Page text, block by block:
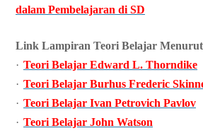
dalam Pembelajaran di SD
Link Lampiran Teori Belajar
· Teori Belajar Edward L. Thorndike
· Teori Belajar Burhus Frederic
· Teori Belajar Ivan Petrovich Pavlov
· Teori Belajar John Watson